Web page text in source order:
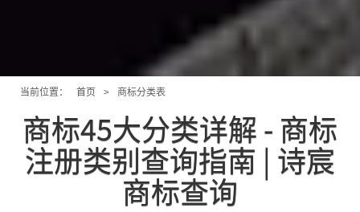
当前位置： 首页 > 商标分类表
商标45大分类详解 - 商标
注册类别查询指南 | 诗宸
商标查询